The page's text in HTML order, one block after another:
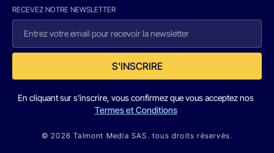
RECEVEZ NOTRE NEWSLETTER
S'INSCRIRE
En cliquant sur s'inscrire, vous confirmez que vous acceptez nos
Termes et Conditions
© 2026 Talmont Media SAS. tous droits réservés.